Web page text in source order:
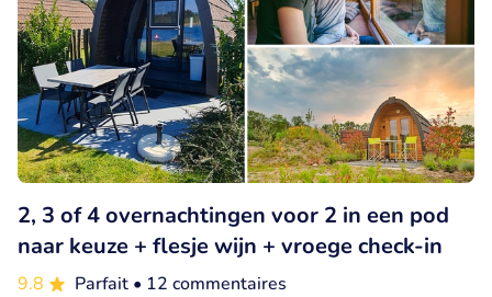
2, 3 of 4 overnachtingen voor 2 in een pod
naar keuze + flesje wijn + vroege check-in
9.8 Parfait • 12 commentaires